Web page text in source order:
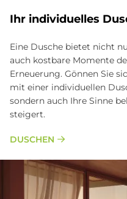
Ihr in­di­vi­du­el­les
Eine Dusche bietet nicht
auch kostbare Momente
Erneuerung. Gönnen Sie
mit einer individuellen
sondern auch Ihre Sinne
steigert.
DUSCHEN